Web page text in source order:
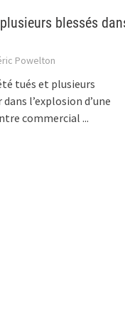
blessés
Powelton
tués et plusieurs
l’explosion d’une
commercial...